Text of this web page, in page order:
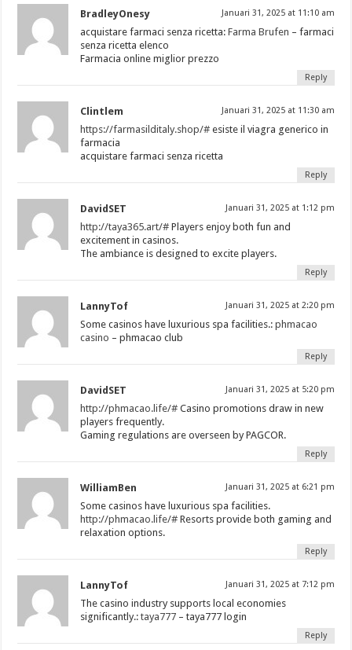
BradleyOnesy Januari 31, 2025 at 11:10 am
acquistare farmaci senza ricetta:Farma Brufen – farmaci
senza ricetta elenco
Farmacia online miglior prezzo
Reply
Clintlem Januari 31, 2025 at 11:30 am
https://farmasilditaly.shop/# esiste il viagra generico in
farmacia
acquistare farmaci senza ricetta
Reply
DavidSET Januari 31, 2025 at 1:12 pm
http://taya365.art/# Players enjoy both fun and
excitement in casinos.
The ambiance is designed to excite players.
Reply
LannyTof Januari 31, 2025 at 2:20 pm
Some casinos have luxurious spa facilities.:phmacao
casino – phmacao club
Reply
DavidSET Januari 31, 2025 at 5:20 pm
http://phmacao.life/# Casino promotions draw in new
players frequently.
Gaming regulations are overseen by PAGCOR.
Reply
WilliamBen Januari 31, 2025 at 6:21 pm
Some casinos have luxurious spa facilities.
http://phmacao.life/# Resorts provide both gaming and
relaxation options.
Reply
LannyTof Januari 31, 2025 at 7:12 pm
The casino industry supports local economies
significantly.:taya777 – taya777 login
Reply